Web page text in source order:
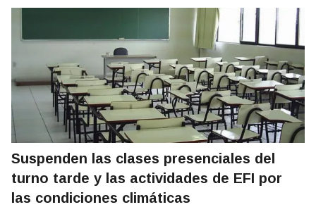
Suspenden las clases presenciales del
turno tarde y las actividades de EFI por
las condiciones climáticas